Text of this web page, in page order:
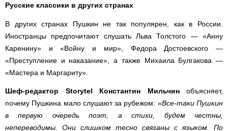
Русские классики в других странах
В других странах Пушкин не так популярен, как в России.
Иностранцы предпочитают слушать Льва Толстого — «Анну
Каренину» и «Войну и мир», Федора Достоевского —
«Преступление и наказание», а также Михаила Булгакова —
«Мастера и Маргариту».
Шеф-редактор Storytel Константин Мильчинобъясняет,
почему Пушкина мало слушают за рубежом: «Все-таки Пушкин
в первую очередь поэт, а стихи, будем честны,
непереводимы. Они слишком тесно связаны с языком. По